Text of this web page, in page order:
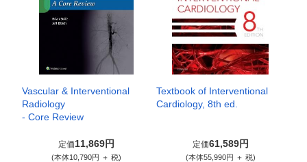
Vascular & Interventional
Radiology
- Core Review
定価11,869円
(本体10,790円 ＋ 税)
Textbook of Interventional
Cardiology, 8th ed.
定価61,589円
(本体55,990円 ＋ 税)